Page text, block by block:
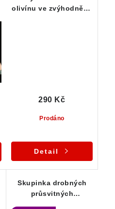
olivínu ve zvýhodněné
Prodáno
290 Kč
Detail
Skupinka drobných
průsvitných